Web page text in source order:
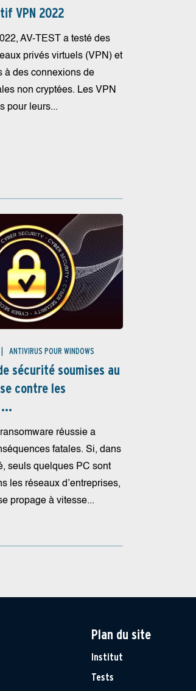
VPN 2022
AV-TEST a testé des
privés virtuels (VPN) et
à des connexions de
non cryptées. Les VPN
pour leurs...
ANTIVIRUS POUR WINDOWS
sécurité soumises au
contre les
réussie a
fatales. Si, dans
seuls quelques PC sont
les réseaux d’entreprises,
propage à vitesse...
Plan du site
Institut
Tests